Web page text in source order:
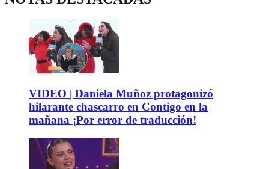
VIDEO | Daniela Muñoz protagonizó
hilarante chascarro en Contigo en la
mañana ¡Por error de traducción!